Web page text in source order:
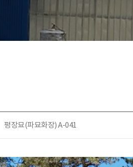
평장묘(파묘화장) A-041